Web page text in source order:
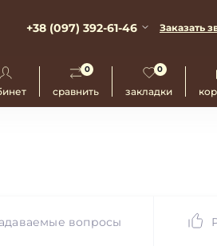
+38 (097) 392-61-46 Заказать
сравнить
0
закладки
0
вопросы